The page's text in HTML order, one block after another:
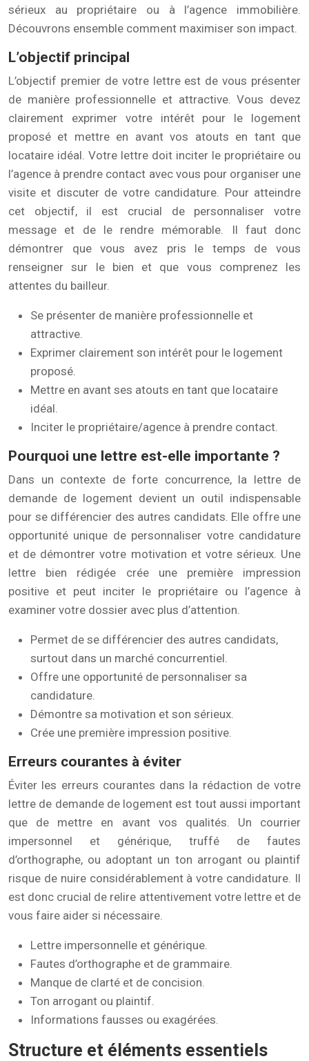
sérieux au propriétaire ou à l’agence immobilière.
Découvrons ensemble comment maximiser son impact.
L’objectif principal
L’objectif premier de votre lettre est de vous présenter
de manière professionnelle et attractive. Vous devez
clairement exprimer votre intérêt pour le logement
proposé et mettre en avant vos atouts en tant que
locataire idéal. Votre lettre doit inciter le propriétaire ou
l’agence à prendre contact avec vous pour organiser une
visite et discuter de votre candidature. Pour atteindre
cet objectif, il est crucial de personnaliser votre
message et de le rendre mémorable. Il faut donc
démontrer que vous avez pris le temps de vous
renseigner sur le bien et que vous comprenez les
attentes du bailleur.
Se présenter de manière professionnelle et
attractive.
Exprimer clairement son intérêt pour le logement
proposé.
Mettre en avant ses atouts en tant que locataire
idéal.
Inciter le propriétaire/agence à prendre contact.
Pourquoi une lettre est-elle importante ?
Dans un contexte de forte concurrence, la lettre de
demande de logement devient un outil indispensable
pour se différencier des autres candidats. Elle offre une
opportunité unique de personnaliser votre candidature
et de démontrer votre motivation et votre sérieux. Une
lettre bien rédigée crée une première impression
positive et peut inciter le propriétaire ou l’agence à
examiner votre dossier avec plus d’attention.
Permet de se différencier des autres candidats,
surtout dans un marché concurrentiel.
Offre une opportunité de personnaliser sa
candidature.
Démontre sa motivation et son sérieux.
Crée une première impression positive.
Erreurs courantes à éviter
Éviter les erreurs courantes dans la rédaction de votre
lettre de demande de logement est tout aussi important
que de mettre en avant vos qualités. Un courrier
impersonnel et générique, truffé de fautes
d’orthographe, ou adoptant un ton arrogant ou plaintif
risque de nuire considérablement à votre candidature. Il
est donc crucial de relire attentivement votre lettre et de
vous faire aider si nécessaire.
Lettre impersonnelle et générique.
Fautes d’orthographe et de grammaire.
Manque de clarté et de concision.
Ton arrogant ou plaintif.
Informations fausses ou exagérées.
Structure et éléments essentiels